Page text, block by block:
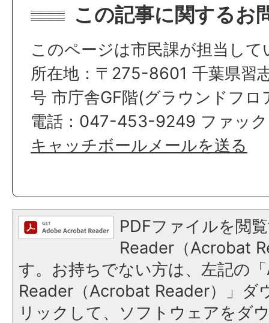
この記事に関するお
このページは市民課が担当して
所在地：〒275-8601 千葉県習
号 市庁舎GF階(グラウンドフロ
電話：047-453-9249 ファッ
キャッチボールメールを送る
PDFファイルを閲
Reader（Acrobat
す。お持ちでない方は、左記の
Reader（Acrobat Reader）」ダ
リックして、ソフトウェアをダ